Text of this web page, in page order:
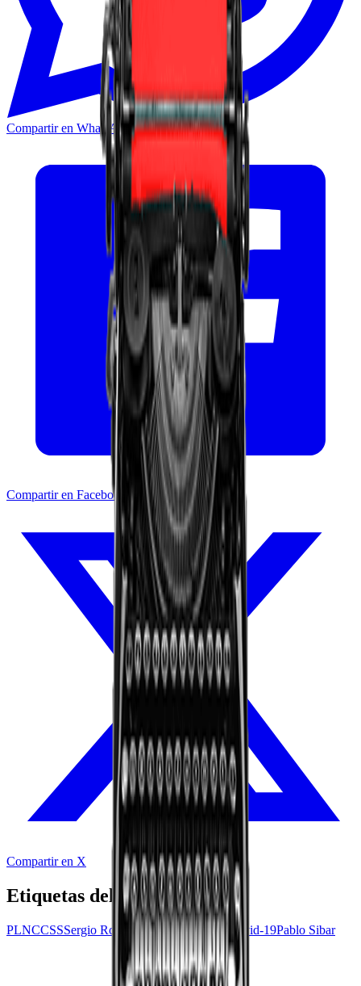
Compartir en WhatsApp
Compartir en Facebook
Compartir en X
Etiquetas del audio
PLNCCSSSergio Rojas Roberto Thompson Covid-19Pablo Sibar